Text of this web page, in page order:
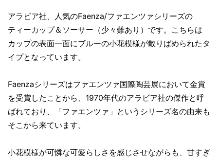
アラビア社、人気のFaenza/ファエンツァシリーズの
ティーカップ＆ソーサー（少々難あり）です。こちらは
カップの表面一面にブルーの小花模様が散りばめられたタ
イプとなっています。
Faenzaシリーズはファエンツァ国際陶芸展において金賞
を受賞したことから、1970年代のアラビア社の傑作と呼
ばれており、「ファエンツァ」というシリーズ名の由来も
そこから来ています。
小花模様が可憐な可愛らしさを感じさせながらも、甘すぎ